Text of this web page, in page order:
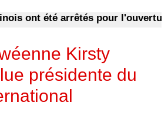
été arrêtés pour l'ouverture
Kirsty
présidente du